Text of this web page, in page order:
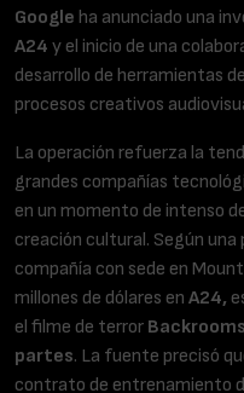
Google ha anunciado una
A24 y el inicio de una
desarrollo de herramientas
procesos creativos
La operación refuerza la
grandes compañías
en un momento de intenso
creación cultural. Según una
compañía con sede en
millones de dólares en A24,
el filme de terror Backrooms
partes. La fuente precisó
contrato de entrenamiento